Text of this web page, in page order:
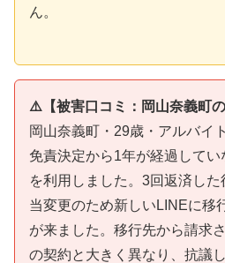
ん。
⚠️【被害口コミ：岡山奈義町の
岡山奈義町・29歳・アルバイ
免責決定から1年が経過して
を利用しました。3回返済し
当変更のため新しいLINEに移
が来ました。移行先から請求
の契約と大きく異なり、抗議